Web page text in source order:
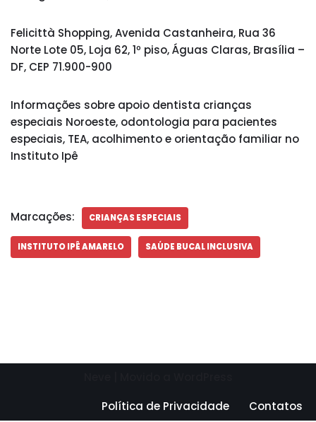
Felicittà Shopping, Avenida Castanheira, Rua 36
Norte Lote 05, Loja 62, 1º piso, Águas Claras, Brasília –
DF, CEP 71.900-900
Informações sobre apoio dentista crianças
especiais Noroeste, odontologia para pacientes
especiais, TEA, acolhimento e orientação familiar no
Instituto Ipê
Marcações: CRIANÇAS ESPECIAIS
INSTITUTO IPÊ AMARELO SAÚDE BUCAL INCLUSIVA
Política de Privacidade
Contatos